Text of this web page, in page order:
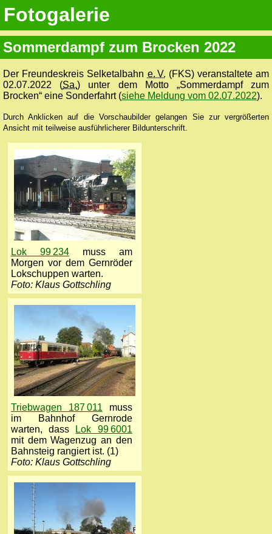
Fotogalerie
Sommerdampf zum Brocken 2022
Der Freundeskreis Selketalbahn e. V. (FKS) veranstaltete am
02.07.2022 (Sa.) unter dem Motto „Sommerdampf zum
Brocken“ eine Sonderfahrt (siehe Meldung vom 02.07.2022).
Durch Anklicken auf die Vorschaubilder gelangen Sie zur vergrößerten
Ansicht mit teilweise ausführlicherer Bildunterschrift.
Lok 99 234muss am
Morgen vor dem Gernröder
Lokschuppen warten.
Foto: Klaus Gottschling
Triebwagen 187 011 muss
im Bahnhof Gernrode
warten, dass
Lok 99 6001
mit dem Wagenzug an den
Bahnsteig rangiert ist. (1)
Foto: Klaus Gottschling